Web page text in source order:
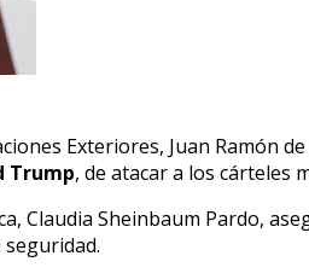
Exteriores, Juan Ramón
Trump, de atacar a los cárteles
Claudia Sheinbaum Pardo,